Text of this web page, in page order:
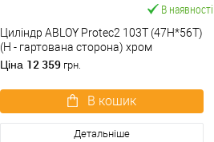
В наявності
Циліндр ABLOY Protec2 103T (47H*56T)
(H - гартована сторона) хром
полірований
Ціна 12 359 грн.
В кошик
Детальніше